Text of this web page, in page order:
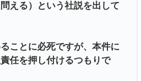
える）という社説を出して
ことに必死ですが、本件に
任を押し付けるつもりで